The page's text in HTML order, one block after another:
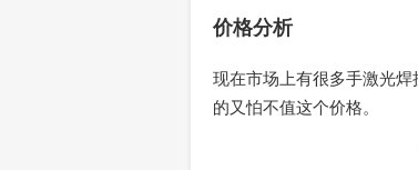
价格分析
现在市场上有很多手激光
的又怕不值这个价格。